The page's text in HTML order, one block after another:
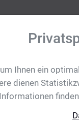
Ihre
Ihnen ein
dienen